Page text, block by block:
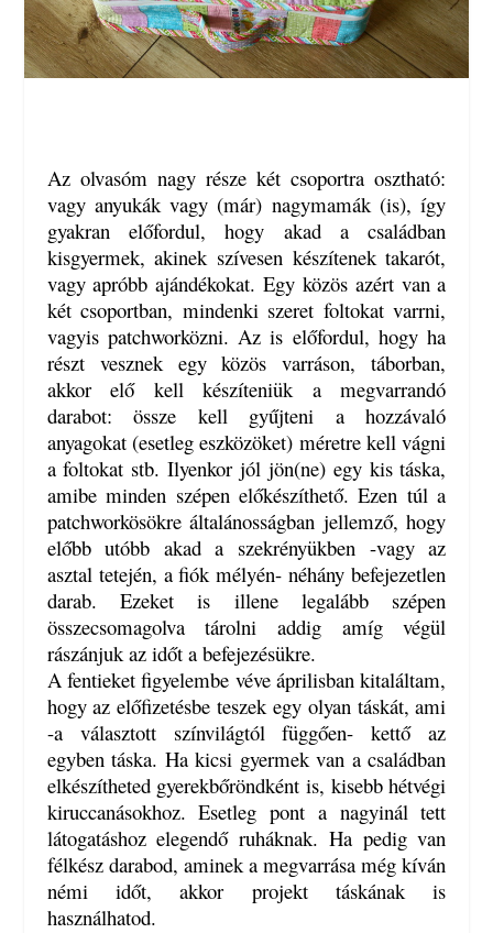
Az olvasóm nagy része két csoportra osztható:
vagy anyukák vagy (már) nagymamák (is), így
gyakran előfordul, hogy akad a családban
kisgyermek, akinek szívesen készítenek takarót,
vagy apróbb ajándékokat. Egy közös azért van a
két csoportban, mindenki szeret foltokat varrni,
vagyis patchworközni. Az is előfordul, hogy ha
részt vesznek egy közös varráson, táborban,
akkor elő kell készíteniük a megvarrandó
darabot: össze kell gyűjteni a hozzávaló
anyagokat (esetleg eszközöket) méretre kell vágni
a foltokat stb. Ilyenkor jól jön(ne) egy kis táska,
amibe minden szépen előkészíthető. Ezen túl a
patchworkösökre általánosságban jellemző, hogy
előbb utóbb akad a szekrényükben -vagy az
asztal tetején, a fiók mélyén- néhány befejezetlen
darab. Ezeket is illene legalább szépen
összecsomagolva tárolni addig amíg végül
rászánjuk az időt a befejezésükre.
A fentieket figyelembe véve áprilisban kitaláltam,
hogy az előfizetésbe teszek egy olyan táskát, ami
-a választott színvilágtól függően- kettő az
egyben táska. Ha kicsi gyermek van a családban
elkészítheted gyerekbőröndként is, kisebb hétvégi
kiruccanásokhoz. Esetleg pont a nagyinál tett
látogatáshoz elegendő ruháknak. Ha pedig van
félkész darabod, aminek a megvarrása még kíván
némi időt, akkor projekt táskának is
használhatod.